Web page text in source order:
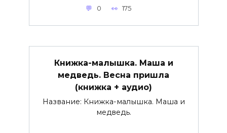
0 175
Книжка-малышка. Маша и
медведь. Весна пришла
(книжка + аудио)
Название: Книжка-малышка. Маша и
медведь.